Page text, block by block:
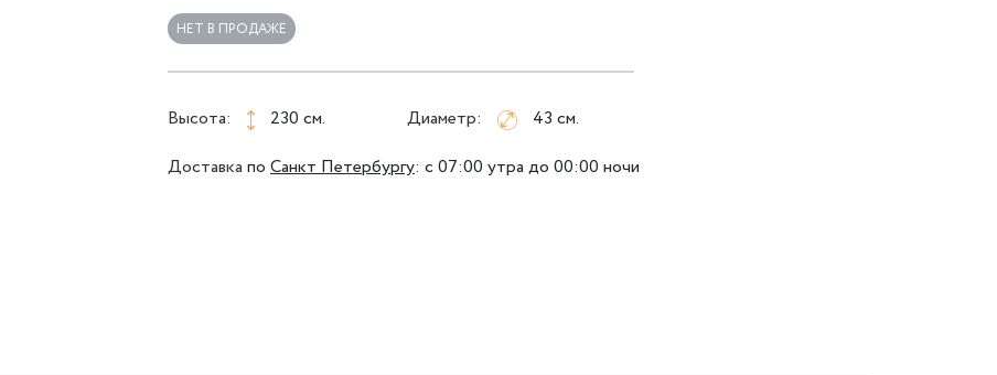
НЕТ В ПРОДАЖЕ
Высота: 230 см. Диаметр:
43 см.
Доставка по Санкт Петербургу: с 07:00 утра до 00:00 ночи